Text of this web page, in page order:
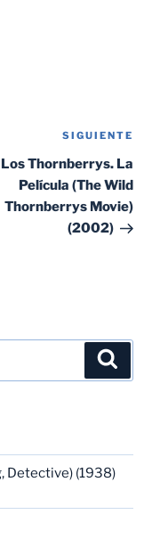
SIGUIENTE
Los Thornberrys. La
Película (The Wild
Thornberrys Movie)
(2002)
Detective) (1938)